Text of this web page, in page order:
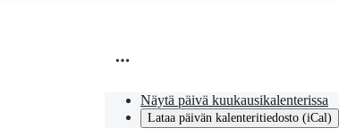
Näytä päivä kuukausikalenterissa
Lataa päivän kalenteritiedosto (iCal)